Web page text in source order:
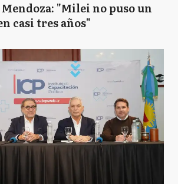
"Milei no puso un
casi tres años"